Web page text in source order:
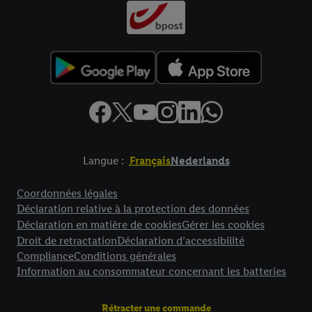
Langue : FrançaisNederlands
Coordonnées légales
Déclaration relative à la protection des données
Déclaration en matière de cookiesGérer les cookies
Droit de retractationDéclaration d’accessibilité
ComplianceConditions générales
Information au consommateur concernant les batteries
Rétracter une commande